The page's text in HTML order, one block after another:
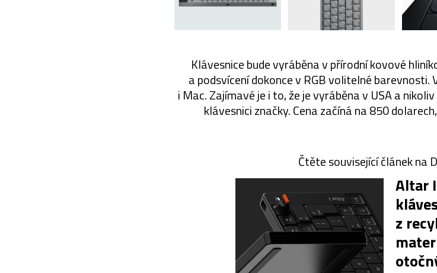
Klávesnice bude vyráběna v přírodní kovové
a podsvícení dokonce v RGB volitelné barevnosti.
i Mac. Zajímavé je i to, že je vyráběna v USA a
klávesnici značky. Cena začíná na 850
Čtěte související článek na
Altar
z